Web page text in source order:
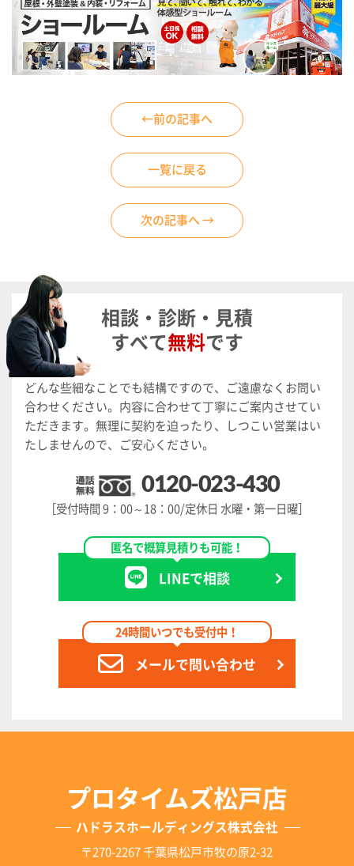
←前の記事へ
一覧に戻る
次の記事へ →
相談・診断・見積
すべて無料です
どんな些細なことでも結構ですので、ご遠慮なくお問い
合わせください。 内容に合わせて丁寧にご案内させてい
ただきます。 無理に契約を迫ったり、しつこい営業はい
たしませんので、ご安心ください。
0120-023-430
［受付時間 9：00～18：00/定休日 水曜・第一日曜］
匿名で概算見積りも可能！
LINEで相談
24時間いつでも受付中！
メールで問い合わせ
プロタイムズ松戸店
ハドラスホールディングス株式会社
〒270-2267 千葉県松戸市牧の原2-32